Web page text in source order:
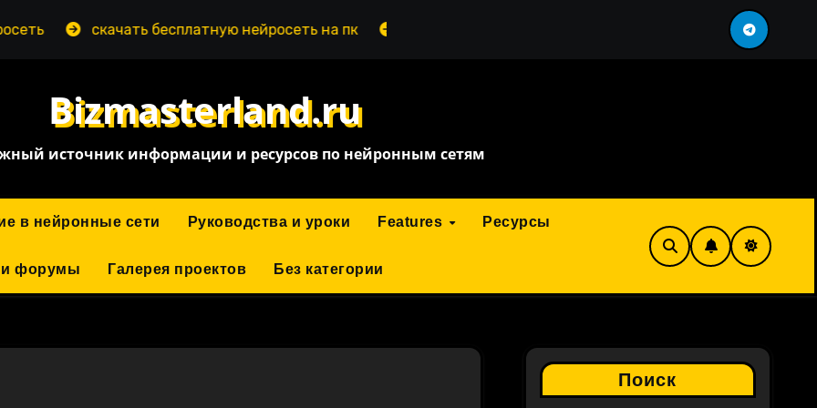
скачать бесплатную нейросеть на пк нейросеть перефразировка сервис искусственного
Bizmasterland.ru
источник информации и ресурсов по нейронным сетям
в нейронные сети Руководства и уроки Features Ресурсы
и форумы Галерея проектов Без категории
Поиск